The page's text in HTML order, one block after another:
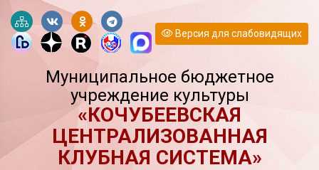
Версия для слабовидящих
Муниципальное бюджетное
учреждение культуры
«КОЧУБЕЕВСКАЯ
ЦЕНТРАЛИЗОВАННАЯ
КЛУБНАЯ СИСТЕМА»